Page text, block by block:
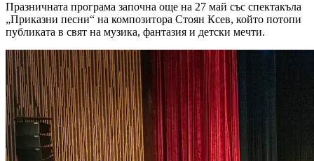
Празничната програма започна още на 27 май със спектакъла
„Приказни песни“ на композитора Стоян Ксев, който потопи
публиката в свят на музика, фантазия и детски мечти.